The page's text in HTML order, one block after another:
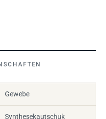
Gewebe
Synthesekautschuk